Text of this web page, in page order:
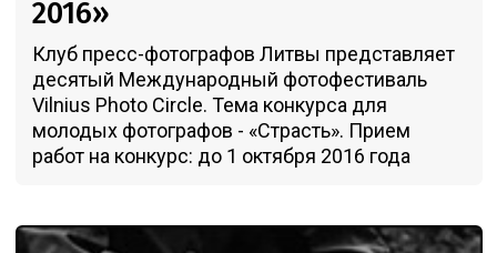
2016»
Клуб пресс-фотографов Литвы представляет
десятый Международный фотофестиваль
Vilnius Photo Circle. Тема конкурса для
молодых фотографов - «Страсть». Прием
работ на конкурс: до 1 октября 2016 года